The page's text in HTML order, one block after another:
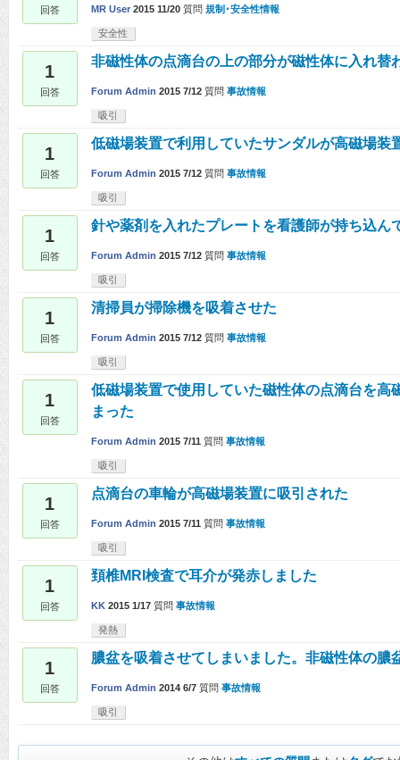
回答 MR User 2015 11/20 質問 規制･安全性情報
安全性
1
回答
非磁性体の点滴台の上の部分が磁性体に入れ替
Forum Admin 2015 7/12 質問 事故情報
吸引
1
回答
低磁場装置で利用していたサンダルが高磁場装
Forum Admin 2015 7/12 質問 事故情報
吸引
1
回答
針や薬剤を入れたプレートを看護師が持ち込ん
Forum Admin 2015 7/12 質問 事故情報
吸引
1
回答
清掃員が掃除機を吸着させた
Forum Admin 2015 7/12 質問 事故情報
吸引
1
回答
低磁場装置で使用していた磁性体の点滴台を高
まった
Forum Admin 2015 7/11 質問 事故情報
吸引
1
回答
点滴台の車輪が高磁場装置に吸引された
Forum Admin 2015 7/11 質問 事故情報
吸引
1
回答
頚椎MRI検査で耳介が発赤しました
KK 2015 1/17 質問 事故情報
発熱
1
回答
膿盆を吸着させてしまいました。非磁性体の膿
Forum Admin 2014 6/7 質問 事故情報
吸引